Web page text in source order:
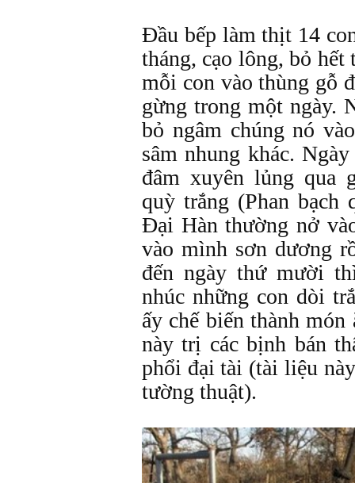
Đầu bếp làm thịt 14
tháng, cạo lông, bỏ
mỗi con vào thùng gỗ
gừng trong một ngày.
bỏ ngâm chúng nó
sâm nhung khác.
đâm xuyên lủng qua
quỳ trắng (Phan bạch
Đại Hàn thường nở
vào mình sơn dương
đến ngày thứ mười
nhúc những con dòi
ấy chế biến thành
này trị các bịnh bán
phổi đại tài (tài liệu
tường thuật).